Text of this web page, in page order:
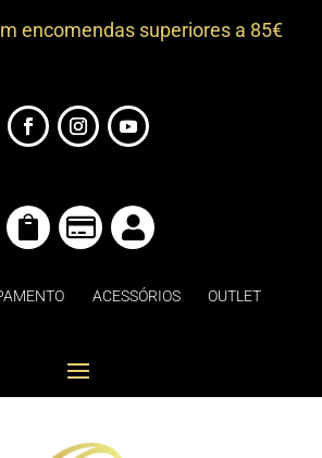
encomendas superiores a 85€
  
ACESSÓRIOS OUTLET